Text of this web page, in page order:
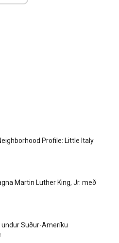
Profile: Little Italy
Martin Luther King, Jr. með
undur Suður-Ameríku